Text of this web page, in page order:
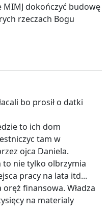
MIMJ dokończyć budowę
rzeczach Bogu
bo prosił o datki
to ich dom
tam w
ojca Daniela.
nie tylko olbrzymia
pracy na lata itd...
finansowa. Władza
na materialy